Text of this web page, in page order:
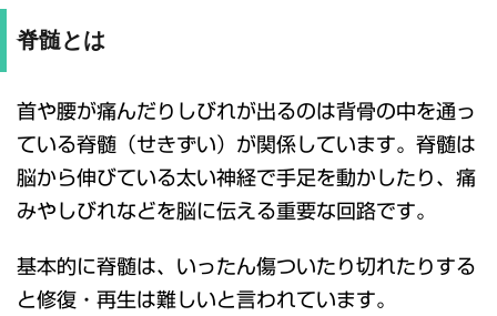
脊髄とは
首や腰が痛んだりしびれが出るのは背骨の中を通っ
ている脊髄（せきずい）が関係しています。脊髄は
脳から伸びている太い神経で手足を動かしたり、痛
みやしびれなどを脳に伝える重要な回路です。
基本的に脊髄は、いったん傷ついたり切れたりする
と修復・再生は難しいと言われています。